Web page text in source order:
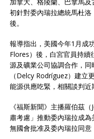
初針對委內瑞拉總統馬杜
後。
報導指出，美國今年1月成
Flores）後，白宮官員持續
源及礦業公司協調合作，
（Delcy Rodríguez）建立
能源供應吃緊，相關談判近
《福斯新聞》主播羅伯茲
肅考慮」推動委內瑞拉成
無國會批准及委內瑞拉同意